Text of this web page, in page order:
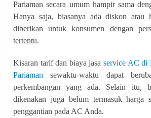
Pariaman secara umum hampir sama
Hanya saja, biasanya ada diskon atau
diberikan untuk konsumen dengan
tertentu.
Kisaran tarif dan biaya jasa service AC di
Pariaman sewaktu-waktu dapat
perkembangan yang ada. Selain itu,
dikenakan juga belum termasuk harga
penggantian pada AC Anda.